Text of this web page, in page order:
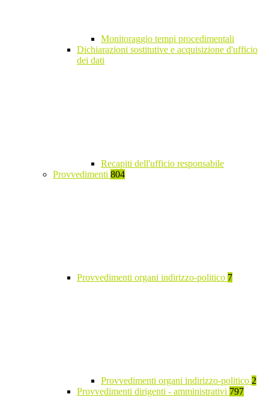
Monitoraggio tempi procedimentali
Dichiarazioni sostitutive e acquisizione d'ufficio
dei dati
Recapiti dell'ufficio responsabile
Provvedimenti 804
Provvedimenti organi indirizzo-politico 7
Provvedimenti organi indirizzo-politico 2
Provvedimenti dirigenti - amministrativi 797